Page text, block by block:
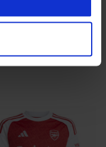
United Fotballdrakt
Dette
flere
varianter.